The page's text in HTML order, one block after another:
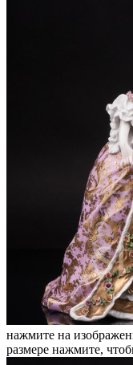
нажмите на
размере нажмите,